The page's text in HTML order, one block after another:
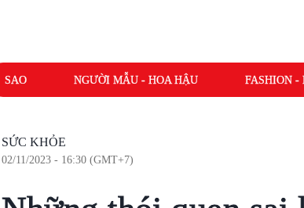
SAO NGƯỜI MẪU - HOA HẬU FASHION -
SỨC KHỎE
02/11/2023 - 16:30 (GMT+7)